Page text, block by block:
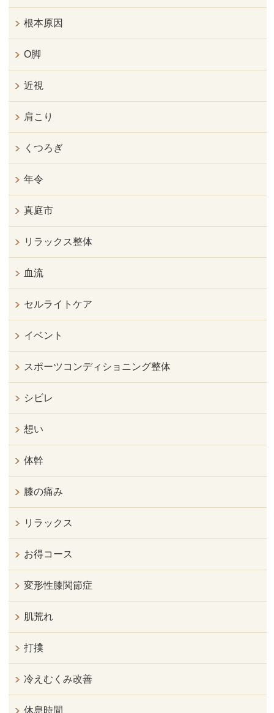
根本原因
O脚
近視
肩こり
くつろぎ
年令
真庭市
リラックス整体
血流
セルライトケア
イベント
スポーツコンディショニング整体
シビレ
想い
体幹
膝の痛み
リラックス
お得コース
変形性膝関節症
肌荒れ
打撲
冷えむくみ改善
休息時間